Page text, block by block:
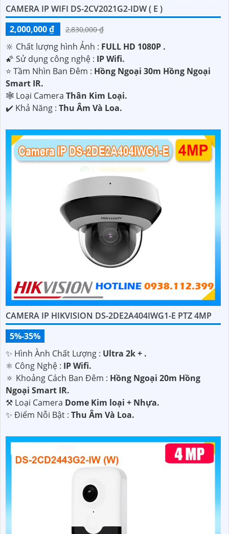
CAMERA IP WIFI DS-2CV2021G2-IDW ( E )
2,000,000 ₫
2,830,000 ₫
🔆 Chất lượng hình Ảnh : FULL HD 1080P .
🌠 Sử dụng công nghệ : IP Wifi.
⭐ Tầm Nhìn Ban Đêm : Hồng Ngoại 30m Hồng Ngoại
Smart IR.
🕸️ Loại Camera Thân Kim Loại.
️✔️ Khả Năng : Thu Âm Và Loa.
CAMERA IP HIKVISION DS-2DE2A404IWG1-E PTZ 4MP
5%-35%
✨ Hình Ành Chất Lượng : Ultra 2k + .
⚛️ Công Nghệ : IP Wifi.
🔅 Khoảng Cách Ban Đêm : Hồng Ngoại 20m Hồng
Ngoại Smart IR.
⚒ Loại Camera Dome Kim loại + Nhựa.
️✨ Điểm Nỗi Bật : Thu Âm Và Loa.